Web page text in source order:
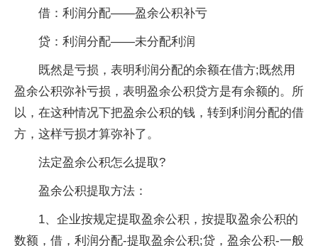
借：利润分配——盈余公积补亏
贷：利润分配——未分配利润
既然是亏损，表明利润分配的余额在借方;既然用
盈余公积弥补亏损，表明盈余公积贷方是有余额的。所
以，在这种情况下把盈余公积的钱，转到利润分配的借
方，这样亏损才算弥补了。
法定盈余公积怎么提取?
盈余公积提取方法：
1、企业按规定提取盈余公积，按提取盈余公积的
数额，借，利润分配-提取盈余公积;贷，盈余公积-一般